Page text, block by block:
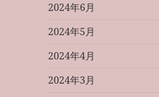
2024年6月
2024年5月
2024年4月
2024年3月